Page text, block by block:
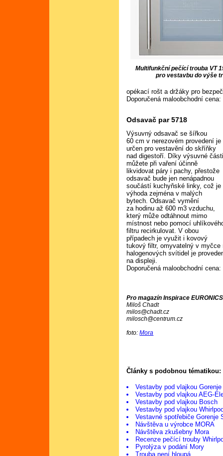
Multifunkční pečící trouba VT
pro vestavbu do výše
opékací rošt a držáky pro
Doporučená maloobchodní
Odsavač par 5718
Výsuvný odsavač se šířkou
60 cm v nerezovém provedení je
určen pro vestavění do skříňky
nad digestoří. Díky výsuvné
můžete při vaření účinně
likvidovat páry i pachy, přestože
odsavač bude jen nenápadnou
součástí kuchyňské linky, což je
výhoda zejména v malých
bytech. Odsavač vymění
za hodinu až 600 m3 vzduchu,
který může odtáhnout mimo
místnost nebo pomocí
filtru recirkulovat. V obou
případech je využit i kovový
tukový filtr, omyvatelný v
halogenových svítidel je
na displeji.
Doporučená maloobchodní
Pro magazín Inspirace
Miloš Chadt
milos@chadt.cz
milosch@centrum.cz
foto:Mora
Články s podobnou tématikou:
Vestavby pod vlajkou Gorenje
Vestavby pod vlajkou AEG-
Vestavby pod vlajkou Bosch
Vestavby pod vlajkou
Vestavné spotřebiče Gorenje
Návštěva u výrobce MORA
Návštěva zkušebny Mora
Recenze pečící trouby
Pyrolýza v podání Mory
Trouba není hloupá